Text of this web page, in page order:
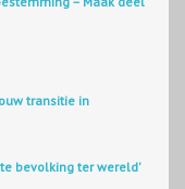
transitie in
bevolking ter wereld'